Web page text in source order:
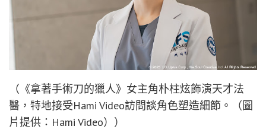
（《拿著手術刀的獵人》女主角朴柱炫飾演天才法
醫，特地接受Hami Video訪問談角色塑造細節。（圖
片提供：Hami Video））